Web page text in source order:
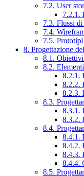
7.2. User
7.2.1.
7.3. Flussi
7.4.
7.5.
8. Progettazione
8.1. Obiettivi
8.2.
8.2.1.
8.2.2.
8.2.3.
8.3.
8.3.1.
8.3.2.
8.4.
8.4.1.
8.4.2.
8.4.3.
8.4.4.
8.5.